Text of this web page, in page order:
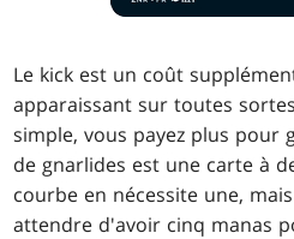
Le kick est un coût
apparaissant sur toutes
simple, vous payez plus pour
de gnarlides est une carte à
courbe en nécessite une,
attendre d'avoir cinq manas